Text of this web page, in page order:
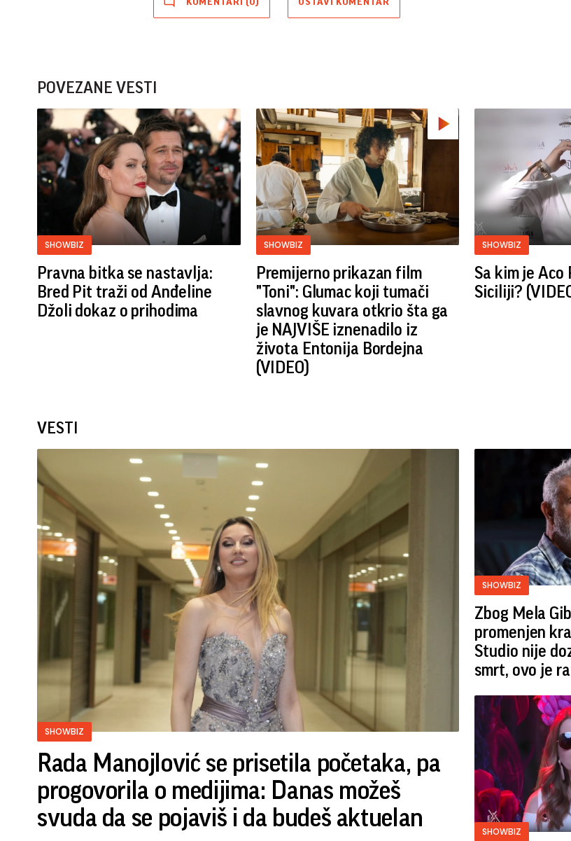
KOMENTARI (0) OSTAVI KOMENTAR
POVEZANE VESTI
SHOWBIZ
Pravna bitka se nastavlja:
Bred ​​Pit traži od Anđeline
Džoli dokaz o prihodima
SHOWBIZ
Premijerno prikazan film
"Toni": Glumac koji tumači
slavnog kuvara otkrio šta ga
je NAJVIŠE iznenadilo iz
života Entonija Bordejna
(VIDEO)
SHOWBIZ
Sa kim je Aco
Siciliji?
VESTI
SHOWBIZ
Rada Manojlović se prisetila početaka, pa
progovorila o medijima: Danas možeš
svuda da se pojaviš i da budeš aktuelan
SHOWBIZ
Zbog Mela
promenjen
Studio nije
smrt, ovo je
SHOWBIZ